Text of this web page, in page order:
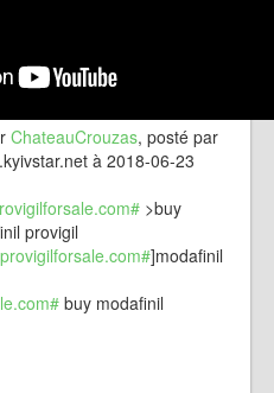
ChateauCrouzas, posté par
à 2018-06-23
>buy
provigil
]modafinil
buy modafinil